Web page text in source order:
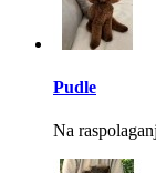
Pudle
Na